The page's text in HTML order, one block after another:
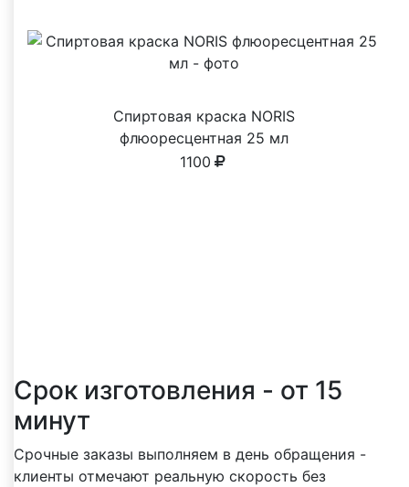
Спиртовая краска NORIS
флюоресцентная 25 мл
1100
Срок изготовления - от 15
минут
Срочные заказы выполняем в день обращения -
клиенты отмечают реальную скорость без